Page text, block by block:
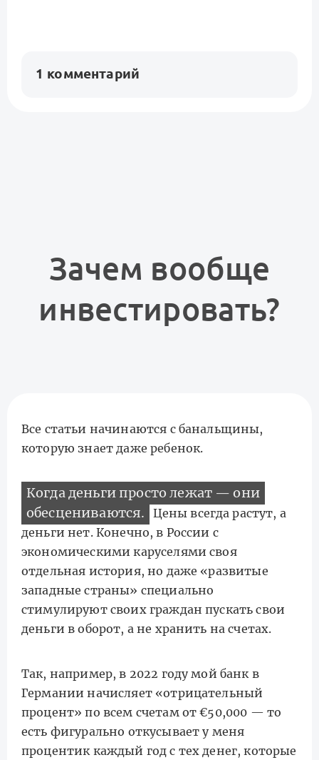
1 комментарий
Зачем вообще
инвестировать?
Все статьи начинаются с банальщины,
которую знает даже ребенок.
Когда деньги просто лежат — они
обесцениваются.
Цены всегда растут, а
деньги нет. Конечно, в России с
экономическими каруселями своя
отдельная история, но даже «развитые
западные страны» специально
стимулируют своих граждан пускать свои
деньги в оборот, а не хранить на счетах.
Так, например, в 2022 году мой банк в
Германии начисляет «отрицательный
процент» по всем счетам от €50,000 — то
есть фигурально откусывает у меня
процентик каждый год с тех денег, которые